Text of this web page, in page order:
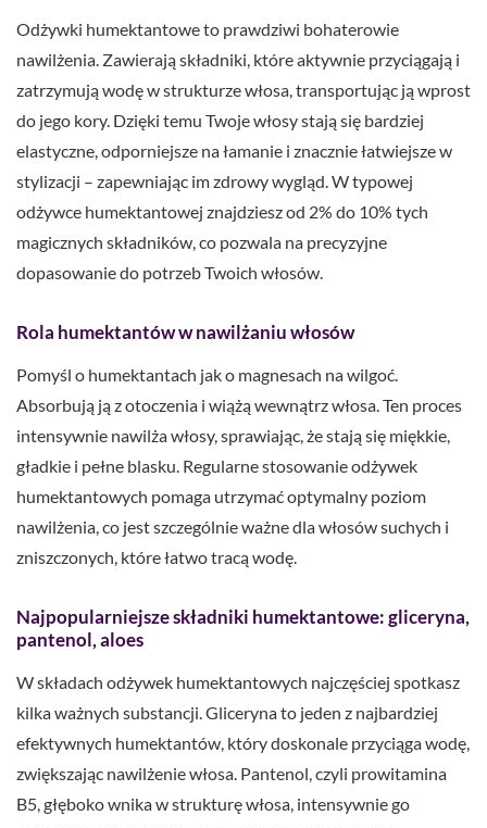
Odżywki humektantowe to prawdziwi bohaterowie
nawilżenia. Zawierają składniki, które aktywnie przyciągają i
zatrzymują wodę w strukturze włosa, transportując ją wprost
do jego kory. Dzięki temu Twoje włosy stają się bardziej
elastyczne, odporniejsze na łamanie i znacznie łatwiejsze w
stylizacji – zapewniając im zdrowy wygląd. W typowej
odżywce humektantowej znajdziesz od 2% do 10% tych
magicznych składników, co pozwala na precyzyjne
dopasowanie do potrzeb Twoich włosów.
Rola humektantów w nawilżaniu włosów
Pomyśl o humektantach jak o magnesach na wilgoć.
Absorbują ją z otoczenia i wiążą wewnątrz włosa. Ten proces
intensywnie nawilża włosy, sprawiając, że stają się miękkie,
gładkie i pełne blasku. Regularne stosowanie odżywek
humektantowych pomaga utrzymać optymalny poziom
nawilżenia, co jest szczególnie ważne dla włosów suchych i
zniszczonych, które łatwo tracą wodę.
Najpopularniejsze składniki humektantowe: gliceryna,
pantenol, aloes
W składach odżywek humektantowych najczęściej spotkasz
kilka ważnych substancji. Gliceryna to jeden z najbardziej
efektywnych humektantów, który doskonale przyciąga wodę,
zwiększając nawilżenie włosa. Pantenol, czyli prowitamina
B5, głęboko wnika w strukturę włosa, intensywnie go